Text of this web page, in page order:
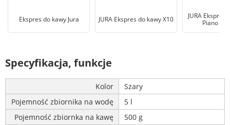
Ekspres do kawy Jura JURA Ekspres do kawy X10
JURA Ekspres
Piano
Specyfikacja, funkcje
Kolor
Szary
Pojemność zbiornika na wodę
5 l
Pojemność zbiornka na kawę
500 g